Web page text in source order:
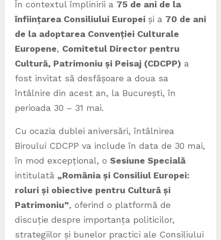
În contextul împlinirii a 75 de ani de la
înființarea Consiliului Europei și a 70 de ani
de la adoptarea Convenției Culturale
Europene, Comitetul Director pentru
Cultură, Patrimoniu și Peisaj (CDCPP) a
fost invitat să desfășoare a doua sa
întâlnire din acest an, la București, în
perioada 30 – 31 mai.
Cu ocazia dublei aniversări, întâlnirea
Biroului CDCPP va include în data de 30 mai,
în mod excepțional, o Sesiune Specială
intitulată „România și Consiliul Europei:
roluri și obiective pentru Cultură și
Patrimoniu”, oferind o platformă de
discuție despre importanța politicilor,
strategiilor și bunelor practici ale Consiliului